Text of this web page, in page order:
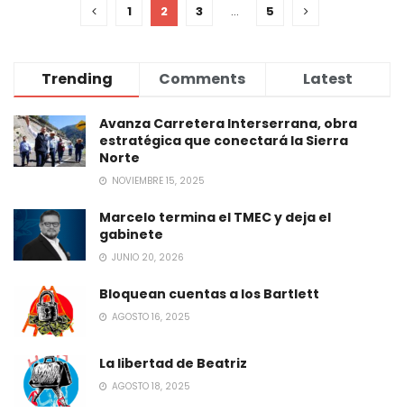
1 2 3 … 5
Trending Comments Latest
Avanza Carretera Interserrana, obra
estratégica que conectará la Sierra
Norte
NOVIEMBRE 15, 2025
Marcelo termina el TMEC y deja el
gabinete
JUNIO 20, 2026
Bloquean cuentas a los Bartlett
AGOSTO 16, 2025
La libertad de Beatriz
AGOSTO 18, 2025